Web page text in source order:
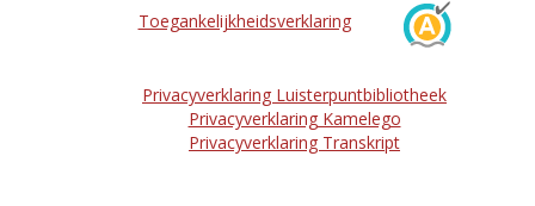
Toegankelijkheidsverklaring
Privacyverklaring Luisterpuntbibliotheek
Privacyverklaring Kamelego
Privacyverklaring Transkript